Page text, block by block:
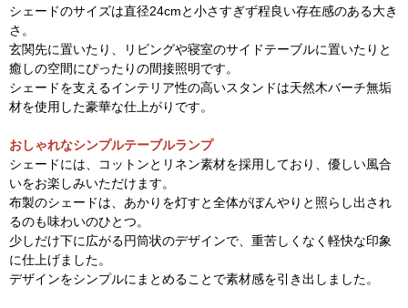
シェードのサイズは直径24cmと小さすぎず程良い存在感のある大き
さ。
玄関先に置いたり、リビングや寝室のサイドテーブルに置いたりと
癒しの空間にぴったりの間接照明です。
シェードを支えるインテリア性の高いスタンドは天然木バーチ無垢
材を使用した豪華な仕上がりです。
おしゃれなシンプルテーブルランプ
シェードには、コットンとリネン素材を採用しており、優しい風合
いをお楽しみいただけます。
布製のシェードは、あかりを灯すと全体がぼんやりと照らし出され
るのも味わいのひとつ。
少しだけ下に広がる円筒状のデザインで、重苦しくなく軽快な印象
に仕上げました。
デザインをシンプルにまとめることで素材感を引き出しました。